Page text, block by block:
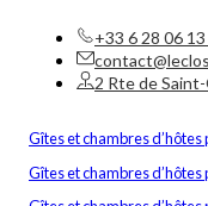
+33 6 28 06
2 Rte de
Gîtes et chambres d’hôtes
Gîtes et chambres